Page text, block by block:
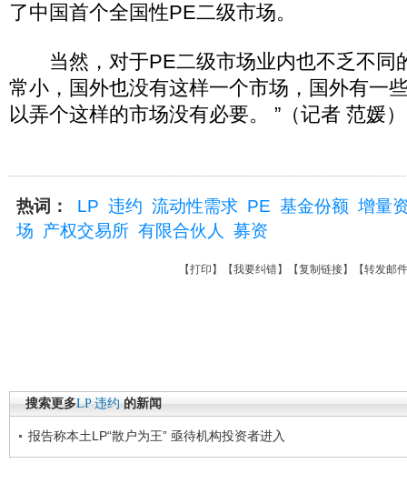
了中国首个全国性PE二级市场。
当然，对于PE二级市场业内也不乏不同
常小，国外也没有这样一个市场，国外有一
以弄个这样的市场没有必要。 ”（记者 范媛）
热词： LP 违约 流动性需求 PE 基金份额 增量
场 产权交易所 有限合伙人 募资
【打印 】【我要纠错】【复制链接】【转发邮件
搜索更多LP 违约 的新闻
报告称本土LP“散户为王” 亟待机构投资者进入